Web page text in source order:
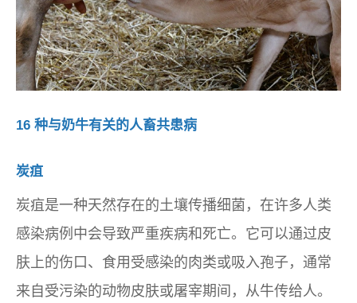
16 种与奶牛有关的人畜共患病
炭疽
炭疽是一种天然存在的土壤传播细菌，在许多人类
感染病例中会导致严重疾病和死亡。它可以通过皮
肤上的伤口、食用受感染的肉类或吸入孢子，通常
来自受污染的动物皮肤或屠宰期间，从牛传给人。